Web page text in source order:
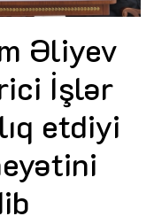
Əliyev
İşlər
etdiyi